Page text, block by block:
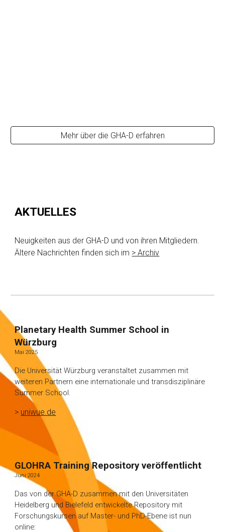
Mehr über die GHA-D erfahren
AKTUELLES
Neuigkeiten aus der GHA-D und von ihren Mitgliedern.
Ältere Nachrichten finden sich im > Archiv
Planetary Health Summer School in
Würzburg
Mai 2025
Die Universität Würzburg veranstaltet zusammen mit
weiteren Partnern eine internationale und transdisziplinäre
Summer School.
> uniwue.de
GLOHRA Training Repository veröffentlicht
Juni 2024
Das von der GHA-D zusammen mit den Universitäten
Heidelberg und Bielefeld entwickelte Repository mit
Forschungskursen auf Master- und PhD-Ebene ist nun
online: